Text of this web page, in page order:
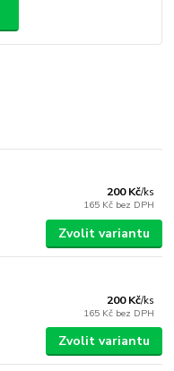
200 Kč/ks
165 Kč bez DPH
Zvolit variantu
200 Kč/ks
165 Kč bez DPH
Zvolit variantu